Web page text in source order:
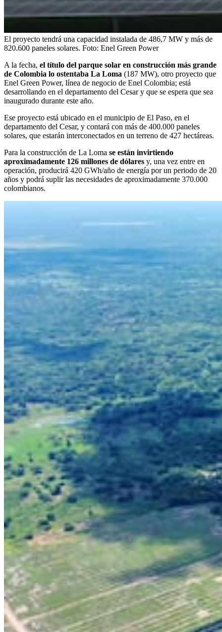
El proyecto tendrá una capacidad instalada de 486,7 MW y más de
820.600 paneles solares. Foto: Enel Green Power
A la fecha, el título del parque solar en construcción más grande
de Colombia lo ostentaba La Loma (187 MW), otro proyecto que
Enel Green Power, línea de negocio de Enel Colombia; está
desarrollando en el departamento del Cesar y que se espera que sea
inaugurado durante este año.
Ese proyecto está ubicado en el municipio de El Paso, en el
departamento del Cesar, y contará con más de 400.000 paneles
solares, que estarán interconectados en un terreno de 427 hectáreas.
Para la construcción de La Loma se están invirtiendo
aproximadamente 126 millones de dólares y, una vez entre en
operación, producirá 420 GWh/año de energía por un periodo de 20
años y podrá suplir las necesidades de aproximadamente 370.000
colombianos.